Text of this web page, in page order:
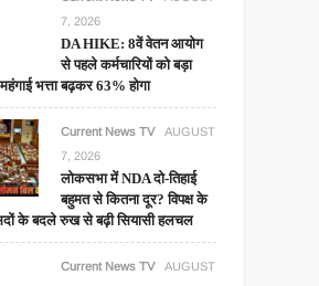
7, 2026
DA HIKE: 8वें वेतन आयोग
से पहले कर्मचारियों को बड़ा
भत्ता बढ़कर 63% होगा
Current News TV
AUGUST
7, 2026
लोकसभा में NDA दो-तिहाई
बहुमत से कितना दूर? विपक्ष के
के बदले रुख से बढ़ी सियासी हलचल
Current News TV
AUGUST